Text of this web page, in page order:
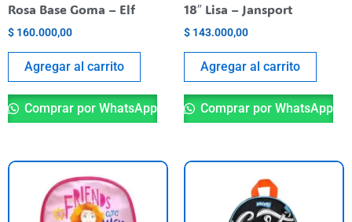
Rosa Base Goma – Elf
$ 160.000,00
Agregar al carrito
Comprar por WhatsApp
18″ Lisa – Jansport
$ 143.000,00
Agregar al carrito
Comprar por WhatsApp